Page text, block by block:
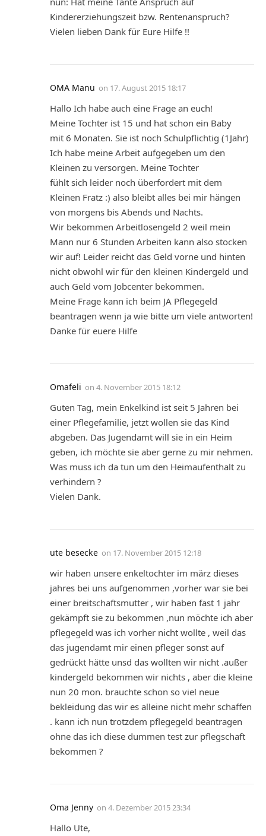
Kindererziehungszeit bzw. Rentenanspruch?
Vielen lieben Dank für Eure Hilfe !!
OMA Manu on 17. August 2015 18:17
Hallo Ich habe auch eine Frage an euch!
Meine Tochter ist 15 und hat schon ein Baby
mit 6 Monaten. Sie ist noch Schulpflichtig (1Jahr)
Ich habe meine Arbeit aufgegeben um den
Kleinen zu versorgen. Meine Tochter
fühlt sich leider noch überfordert mit dem
Kleinen Fratz :) also bleibt alles bei mir hängen
von morgens bis Abends und Nachts.
Wir bekommen Arbeitlosengeld 2 weil mein
Mann nur 6 Stunden Arbeiten kann also stocken
wir auf! Leider reicht das Geld vorne und hinten
nicht obwohl wir für den kleinen Kindergeld und
auch Geld vom Jobcenter bekommen.
Meine Frage kann ich beim JA Pflegegeld
beantragen wenn ja wie bitte um viele antworten!
Danke für euere Hilfe
Omafeli on 4. November 2015 18:12
Guten Tag, mein Enkelkind ist seit 5 Jahren bei
einer Pflegefamilie, jetzt wollen sie das Kind
abgeben. Das Jugendamt will sie in ein Heim
geben, ich möchte sie aber gerne zu mir nehmen.
Was muss ich da tun um den Heimaufenthalt zu
verhindern ?
Vielen Dank.
ute besecke on 17. November 2015 12:18
wir haben unsere enkeltochter im märz dieses
jahres bei uns aufgenommen ,vorher war sie bei
einer breitschaftsmutter , wir haben fast 1 jahr
gekämpft sie zu bekommen ,nun möchte ich aber
pflegegeld was ich vorher nicht wollte , weil das
das jugendamt mir einen pfleger sonst auf
gedrückt hätte unsd das wollten wir nicht .außer
kindergeld bekommen wir nichts , aber die kleine
nun 20 mon. brauchte schon so viel neue
bekleidung das wir es alleine nicht mehr schaffen
. kann ich nun trotzdem pflegegeld beantragen
ohne das ich diese dummen test zur pflegschaft
bekommen ?
Oma Jenny on 4. Dezember 2015 23:34
Hallo Ute,